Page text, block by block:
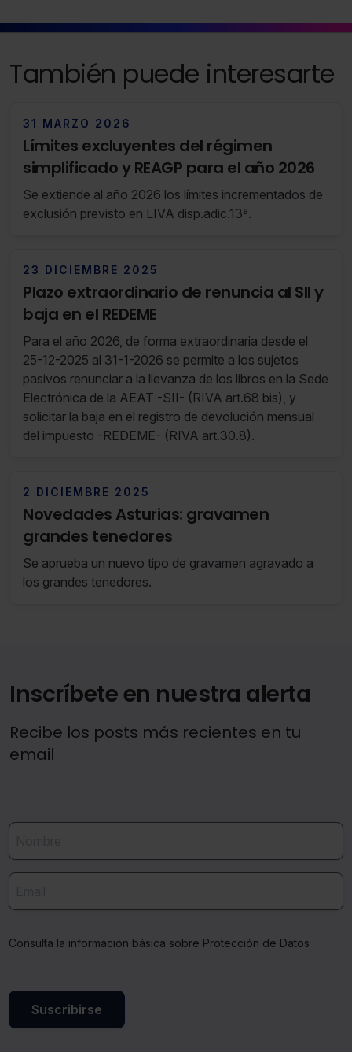
También puede interesarte
31 MARZO 2026
Límites excluyentes del régimen
simplificado y REAGP para el año 2026
Se extiende al año 2026 los límites incrementados de
exclusión previsto en LIVA disp.adic.13ª.
23 DICIEMBRE 2025
Plazo extraordinario de renuncia al SII y
baja en el REDEME
Para el año 2026, de forma extraordinaria desde el
25-12-2025 al 31-1-2026 se permite a los sujetos
pasivos renunciar a la llevanza de los libros en la Sede
Electrónica de la AEAT -SII- (RIVA art.68 bis), y
solicitar la baja en el registro de devolución mensual
del impuesto -REDEME- (RIVA art.30.8).
2 DICIEMBRE 2025
Novedades Asturias: gravamen
grandes tenedores
Se aprueba un nuevo tipo de gravamen agravado a
los grandes tenedores.
Inscríbete en nuestra alerta
Recibe los posts más recientes en tu
email
Consulta la información básica sobre Protección de Datos
Suscribirse